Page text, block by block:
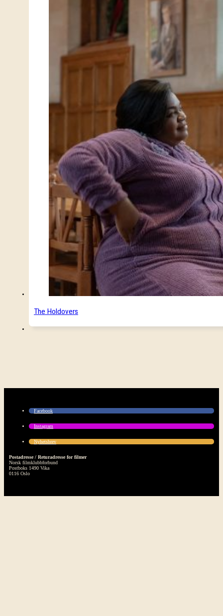
The Holdovers
Facebook
Instagram
Nyhetsbrev
Postadresse / Returadresse for filmer
Norsk filmklubbforbund
Postboks 1490 Vika
0116 Oslo